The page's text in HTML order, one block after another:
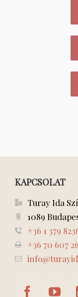
KAPCSOLAT
Turay Ida
1089
+36 1 379
+36 70 607